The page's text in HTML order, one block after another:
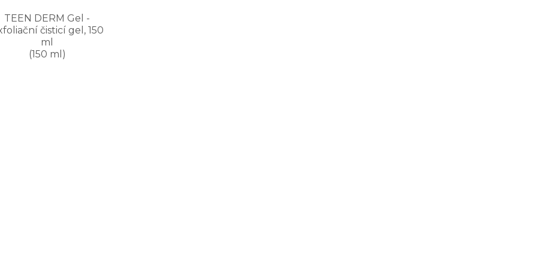
TEEN DERM Gel -
čisticí gel, 150
ml
(150 ml)